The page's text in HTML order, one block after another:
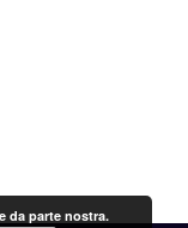
da parte nostra.